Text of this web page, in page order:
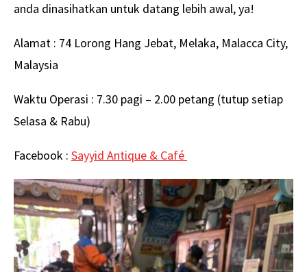
anda dinasihatkan untuk datang lebih awal, ya!
Alamat : 74 Lorong Hang Jebat, Melaka, Malacca City,
Malaysia
Waktu Operasi : 7.30 pagi – 2.00 petang (tutup setiap
Selasa & Rabu)
Facebook : Sayyid Antique & Café